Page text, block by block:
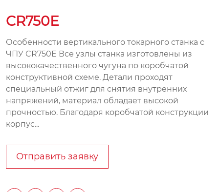
CR750E
Особенности вертикального токарного станка с
ЧПУ CR750E Все узлы станка изготовлены из
высококачественного чугуна по коробчатой
конструктивной схеме. Детали проходят
специальный отжиг для снятия внутренних
напряжений, материал обладает высокой
прочностью. Благодаря коробчатой конструкции
корпус...
Отправить заявку